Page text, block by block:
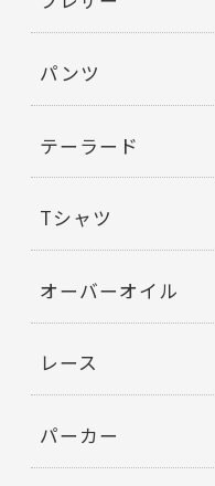
パンツ
テーラード
Tシャツ
オーバーオイル
レース
パーカー